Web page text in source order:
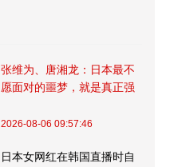
张维为、唐湘龙：日本最不
愿面对的噩梦，就是真正强
2026-08-06 09:57:46
日本女网红在韩国直播时自